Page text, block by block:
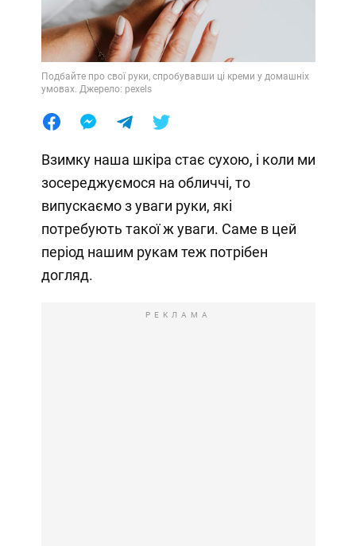
Подбайте про свої руки, спробувавши ці креми у домашніх
умовах. Джерело: pexels
Взимку наша шкіра стає сухою, і коли ми
зосереджуємося на обличчі, то
випускаємо з уваги руки, які
потребують такої ж уваги. Саме в цей
період нашим рукам теж потрібен
догляд.
РЕКЛАМА